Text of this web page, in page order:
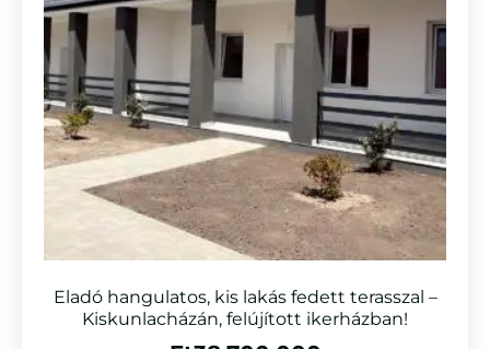
Eladó hangulatos, kis lakás fedett terasszal –
Kiskunlacházán, felújított ikerházban!